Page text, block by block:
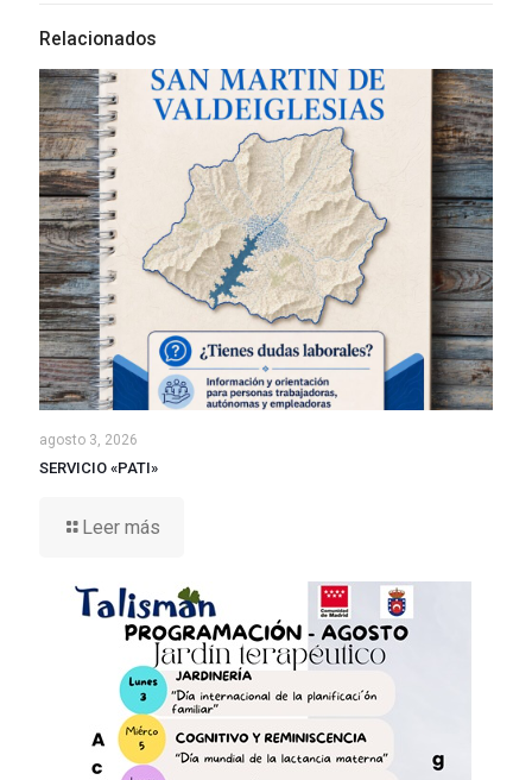
Relacionados
agosto 3, 2026
SERVICIO «PATI»
Leer más